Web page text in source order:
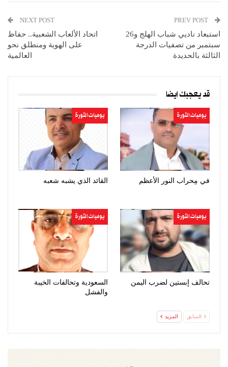
استبعاد ناديي شباب الهلج و26
سبتمبر من تصفيات الدرجة
الثالثة بالحديدة
NEXT POST
اتحاد الألعاب الشعبية.. حفاظ
على الهوية ومنطلق نحو
العالمية
قد يعجبك ايضا
يوميات الثورة
في مِحراب النور الأعظم
يوميات الثورة
القائد الذي يشبه شعبه
يوميات الثورة
تحالف إبستين لضرب اليمن
يوميات الثورة
السعودية وتحالفات الخيبة
والفشل
السابق المزيد